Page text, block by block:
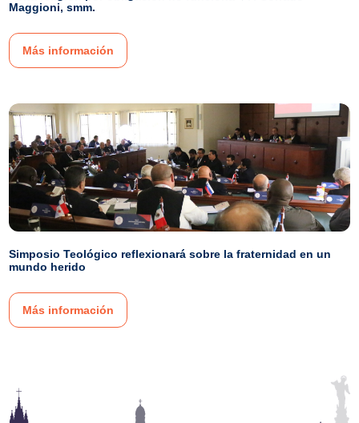
Maggioni, smm.
Más información
Simposio Teológico reflexionará sobre la fraternidad en un
mundo herido
Más información